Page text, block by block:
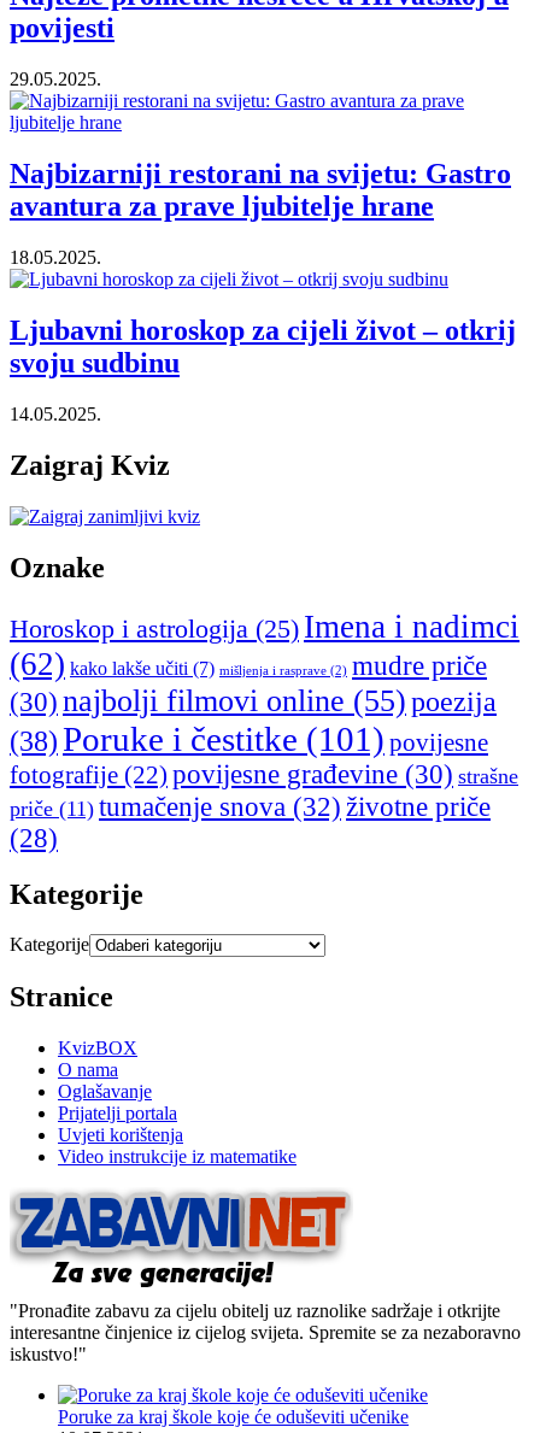
povijesti
29.05.2025.
Najbizarniji restorani na svijetu: Gastro
avantura za prave ljubitelje hrane
18.05.2025.
Ljubavni horoskop za cijeli život – otkrij
svoju sudbinu
14.05.2025.
Zaigraj Kviz
Oznake
Horoskop i astrologija (25) Imena i nadimci
(62) kako lakše učiti (7) mišljenja i rasprave (2) mudre priče
(30) najbolji filmovi online (55)poezija
(38)Poruke i čestitke (101) povijesne
fotografije (22) povijesne građevine (30) strašne
priče (11) tumačenje snova (32) životne priče
(28)
Kategorije
Kategorije
Stranice
KvizBOX
O nama
Oglašavanje
Prijatelji portala
Uvjeti korištenja
Video instrukcije iz matematike
"Pronađite zabavu za cijelu obitelj uz raznolike sadržaje i otkrijte
interesantne činjenice iz cijelog svijeta. Spremite se za nezaboravno
iskustvo!"
Poruke za kraj škole koje će oduševiti učenike